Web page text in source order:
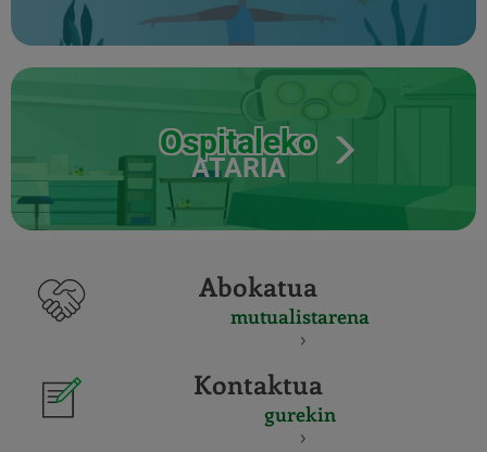
Ospitaleko
ATARIA
Abokatua
mutualistarena
Kontaktua
gurekin